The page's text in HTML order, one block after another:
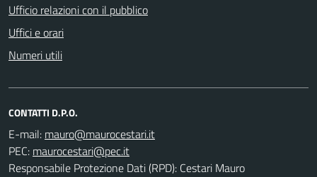
Ufficio relazioni con il pubblico
Uffici e orari
Numeri utili
CONTATTI D.P.O.
E-mail:
PEC:
Responsabile Protezione Dati (RPD): Cestari Mauro